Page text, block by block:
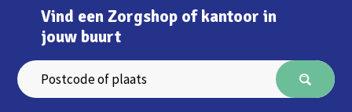
Vind een Zorgshop of kantoor in
jouw buurt